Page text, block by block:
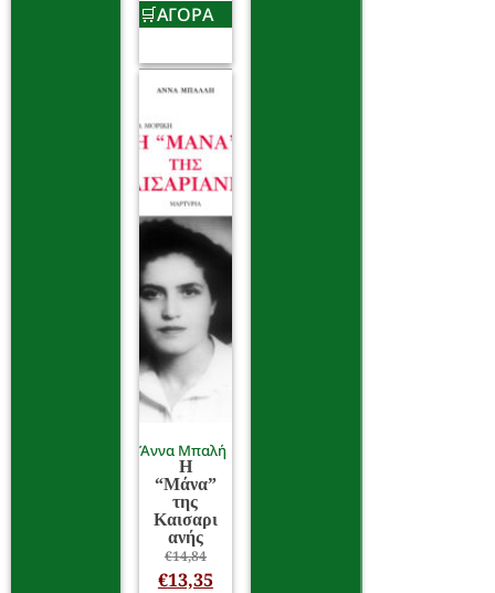
ΑΓΟΡΑ
Άννα Μπαλή
Η
“Μάνα”
της
Καισαρι
ανής
€14,84
€13,35